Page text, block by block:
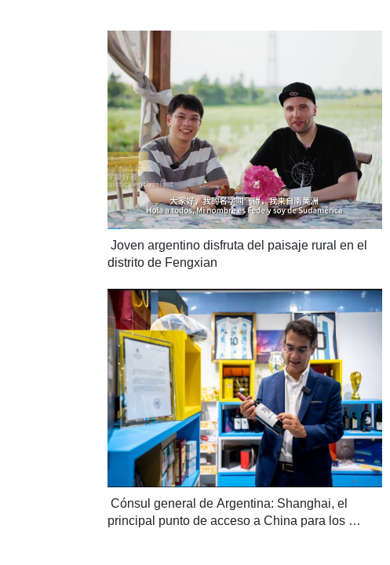
Joven argentino disfruta del paisaje rural en el
distrito de Fengxian
Cónsul general de Argentina: Shanghai, el
principal punto de acceso a China para los